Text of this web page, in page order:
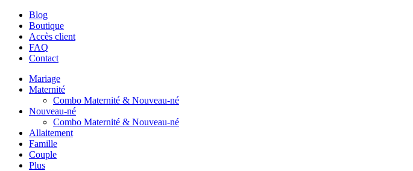
Blog
Boutique
Accès client
FAQ
Contact
Mariage
Maternité
Combo Maternité & Nouveau-né
Nouveau-né
Combo Maternité & Nouveau-né
Allaitement
Famille
Couple
Plus